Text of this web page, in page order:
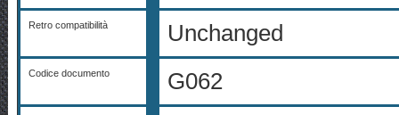
Retro compatibilità Unchanged
Codice documento G062